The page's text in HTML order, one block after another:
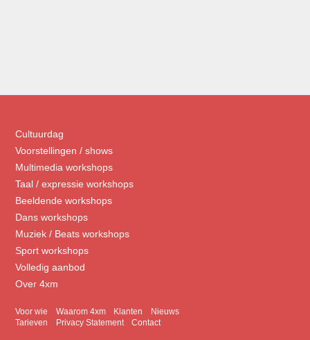
Cultuurdag
Voorstellingen / shows
Multimedia workshops
Taal / expressie workshops
Beeldende workshops
Dans workshops
Muziek / Beats workshops
Sport workshops
Volledig aanbod
Over 4xm
Voor wie Waarom 4xm Klanten
Nieuws
Tarieven
Privacy Statement Contact